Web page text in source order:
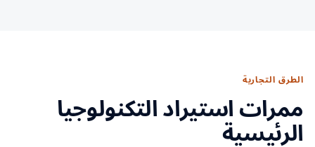
الطرق التجارية
ممرات استيراد التكنولوجيا
الرئيسية